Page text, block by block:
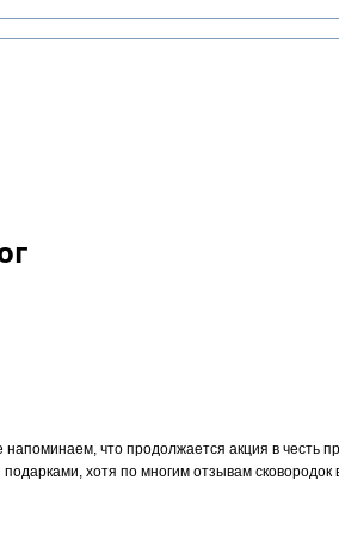
напоминаем, что продолжается акция в
хотя по многим отзывам сковородок